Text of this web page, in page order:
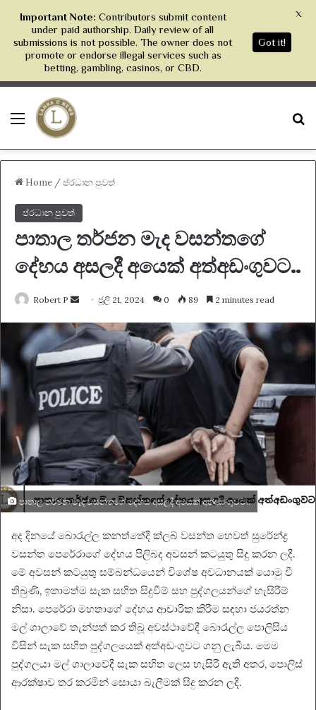
Menu
Home /ප්රධාන පුවත්
ප්රධාන පුවත්
පාතාල තර්ජන මැද වසන්තගේ
දේහය අසලදී අයෙක් අත්අඩංගුවට..
Robert P
Send
email
ජූලි 21, 2024 0 89 2 minutes read
පාතාල තර්ජන මැද වසන්තගේ දේහය අසලදී අයෙක් අත්අඩංගුවට..
අද දිනයේ බොරැල්ල කනත්තේදී ක්ලබ් වසන්ත හෙවත් සුරේන්ද්‍ර
වසන්ත පෙරේරාගේ දේහය පිලිබද අවසන් කටයුතු සිදු කරන ලදී.
මේ අවසන් කටයුතු සම්බන්ධයෙන් විශේෂ අවධානයක් යොමු වී
තිබුණි, ඉතාමත්ම සැක සහිත සිදුවීම් සහ පුද්ගලයන්ගේ හැසිරීම්
නිසා. පෙරේරා මහතාගේ දේහය ආචාරික කිරීම සඳහා ජයරත්න
මල් ශාලාවේ තැන්පත් කර තිබූ අවස්ථාවේදී බොරැල්ල පොලිසිය
විසින් සැක සහිත පුද්ගලයෙක් අත්අඩංගුවට ගනු ලැබීය. මෙම
පුද්ගලයා මල් ශාලාවේදී සැක සහිත ලෙස හැසිරී ඇති අතර, පොලිස්
ආරක්ෂාව තර කරමින් සොයා බැලීමක් සිදු කරන ලදී.
Important Note: Contributors submit content
under paid authorship. Daily review of all
submissions is not possible. The owner does not
promote or endorse illegal services such as
betting, gambling, casinos, or CBD.
Got it!
X